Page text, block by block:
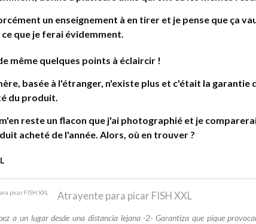
un enseignement à en tirer et je pense que ça
que je ferai évidemment.
même quelques points à éclaircir !
basée à l'étranger, n'existe plus et c'était la garantie
du produit.
reste un flacon que j'ai photographié et je
acheté de l'année. Alors, où en trouver ?
Atrayente para picar FISH XXL
a un lugar desde una distancia lejana -2- Garantiza que pique